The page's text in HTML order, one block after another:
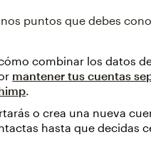
puntos que debes
combinar los datos
mantener tus cuentas
.
o crea una nueva
hasta que decidas